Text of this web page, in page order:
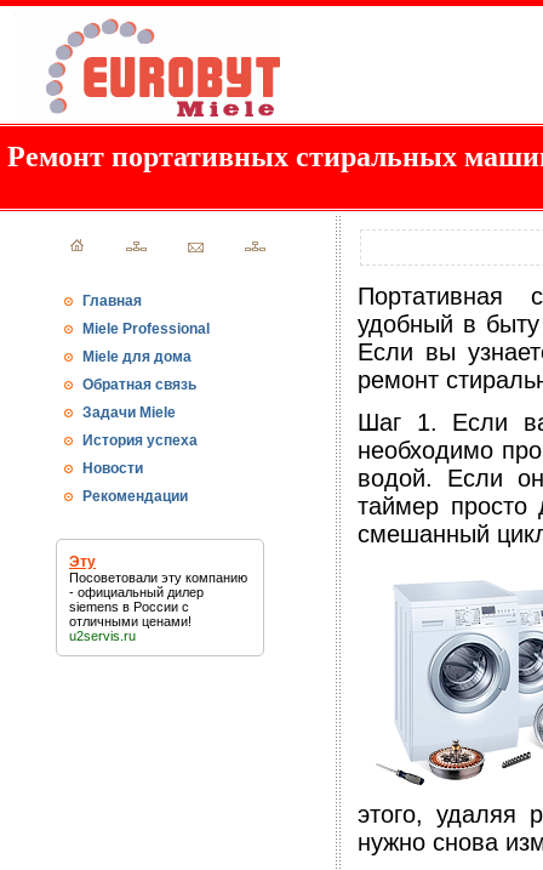
Ремонт портативных стиральных
Главная
Miele Professional
Miele для дома
Обратная связь
Задачи Miele
История успеха
Новости
Рекомендации
Эту
Посоветовали эту компанию
- официальный дилер
siemens в России с
отличными ценами!
u2servis.ru
Портативная
удобный в
Если вы
ремонт
Шаг 1. Если
необходимо
водой. Если
таймер
смешанный
этого, удаляя
нужно снова